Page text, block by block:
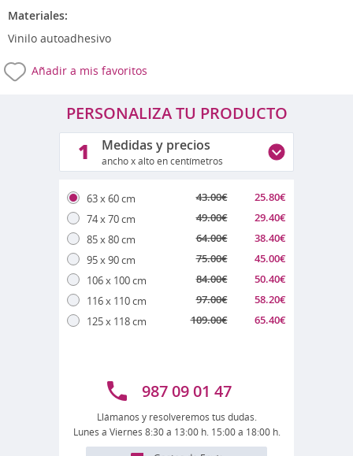
Materiales:
Vinilo autoadhesivo
Añadir a mis favoritos
PERSONALIZA TU PRODUCTO
1 Medidas y precios
ancho x alto en centímetros
63 x 60 cm
74 x 70 cm
85 x 80 cm
95 x 90 cm
106 x 100 cm
116 x 110 cm
125 x 118 cm
43.00€
49.00€
64.00€
75.00€
84.00€
97.00€
109.00€
25.80€
29.40€
38.40€
45.00€
50.40€
58.20€
65.40€
987 09 01 47
Llámanos y resolveremos tus dudas.
Lunes a Viernes 8:30 a 13:00 h. 15:00 a 18:00 h.